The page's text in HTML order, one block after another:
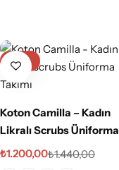
-17%
Koton Camilla – Kadın
Likralı Scrubs Üniforma
Takımı
₺1.440,00
₺1.200,00